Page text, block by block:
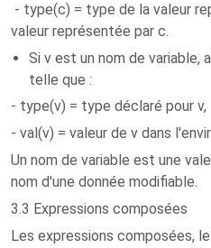
- type(c) = type de la valeur
valeur représentée par c.
Si v est un nom de variable,
telle que :
- type(v) = type déclaré pour v,
- val(v) = valeur de v dans
Un nom de variable est une
nom d'une donnée modifiable.
3.3 Expressions composées
Les expressions composées,